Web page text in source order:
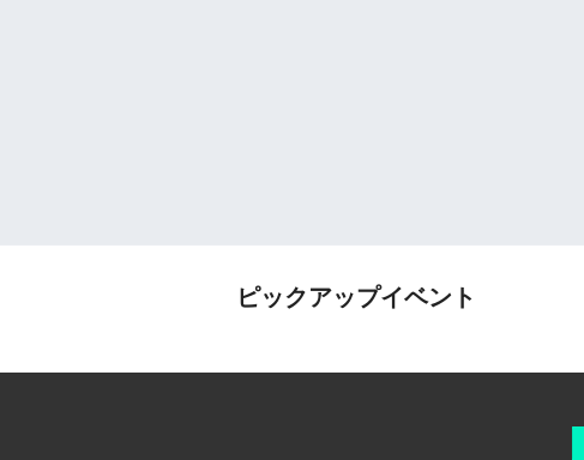
ピックアップイベント